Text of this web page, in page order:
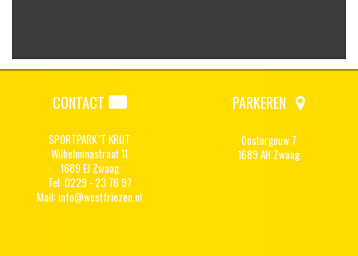
CONTACT
SPORTPARK 'T KRIJT
Wilhelminastraat 11
1689 EJ Zwaag
Tel: 0229 - 23 76 97
Mail:info@westfriezen.nl
PARKEREN
Oostergouw 7
1689 AH Zwaag